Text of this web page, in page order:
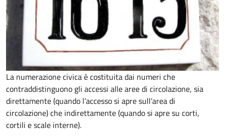
La numerazione civica è costituita dai numeri che
contraddistinguono gli accessi alle aree di circolazione, sia
direttamente (quando l’accesso si apre sull’area di
circolazione) che indirettamente (quando si apre su corti,
cortili e scale interne).